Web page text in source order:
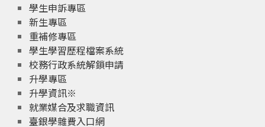
學生申訴專區
新生專區
重補修專區
學生學習歷程檔案系統
校務行政系統解鎖申請
升學專區
升學資訊※
就業媒合及求職資訊
臺銀學雜費入口網